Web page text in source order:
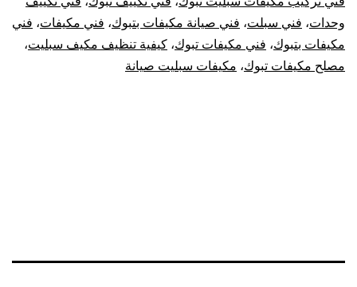
وحدات، فني سبلت، فني صيانة مكيفات بتبوك، فني مكيفات، فني
مكيفات بتبوك، فني مكيفات تبوك، كيفية تنظيف مكيف سبليت،
مصلح مكيفات تبوك، مكيفات سبليت صيانة